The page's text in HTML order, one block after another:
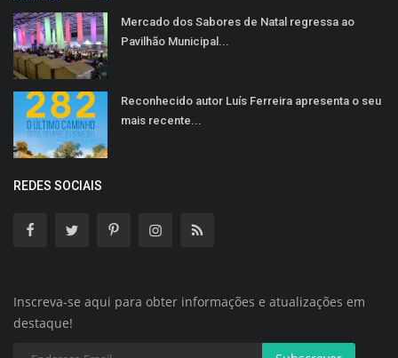
Mercado dos Sabores de Natal regressa ao
Pavilhão Municipal...
Reconhecido autor Luís Ferreira apresenta o seu
mais recente...
REDES SOCIAIS
Inscreva-se aqui para obter informações e atualizações em
destaque!